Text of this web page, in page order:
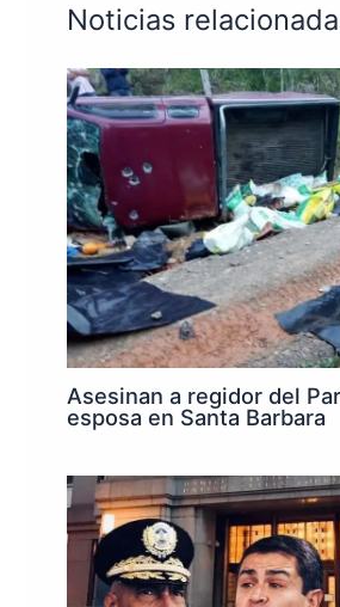
Noticias
Asesinan a regidor del
esposa en Santa Barbara